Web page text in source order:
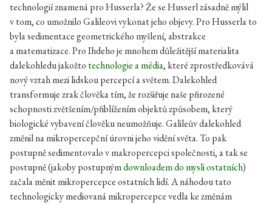
technologií znamená pro Husserla? Že se Husserl zásadně mýlil
v tom, co umožnilo Galileovi vykonat jeho objevy. Pro Husserla to
byla sedimentace geometrického myšlení, abstrakce
a matematizace. Pro Ihdeho je mnohem důležitější materialita
dalekohledu jakožto technologieamédia, které zprostředkovává
nový vztah mezi lidskou percepcí a světem. Dalekohled
transformuje zrak člověka tím, že rozšiřuje naše přirozené
schopnosti zvětšením/přiblížením objektů způsobem, který
biologické vybavení člověku neumožňuje. Galileův dalekohled
změnil na mikropercepční úrovni jeho vidění světa. To pak
postupně sedimentovalo v makropercepci společnosti, a tak se
postupně (jakoby postupnýmdownloadem do mysli ostatních)
začala měnit mikropercepce ostatních lidí. A náhodou tato
technologicky mediovaná mikropercepce vedla ke změnám